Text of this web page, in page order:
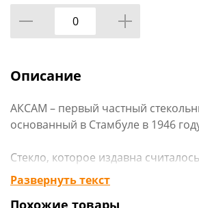
Описание
АКСАМ – первый частный
основанный в Стамбуле в 1946
Стекло, которое издавна
здоровья, элегантности и
руках профессиональных
Развернуть текст
Похожие товары